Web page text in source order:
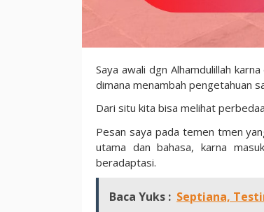
Ardian:
Testimoni
Jepang
Saya awali dgn Alhamdulillah
dimana menambah pengetahuan
Dari situ kita bisa melihat
Pesan saya pada temen tmen
utama dan bahasa, karna
beradaptasi.
Baca Yuks : Septiana,